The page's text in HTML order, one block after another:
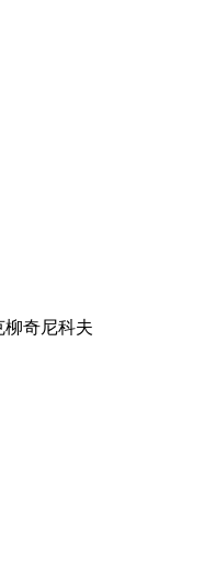
柳奇尼科夫